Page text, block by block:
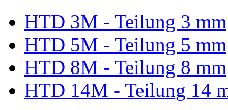
HTD 3M - Teilung 3 mm
HTD 5M - Teilung 5 mm
HTD 8M - Teilung 8 mm
HTD 14M - Teilung 14